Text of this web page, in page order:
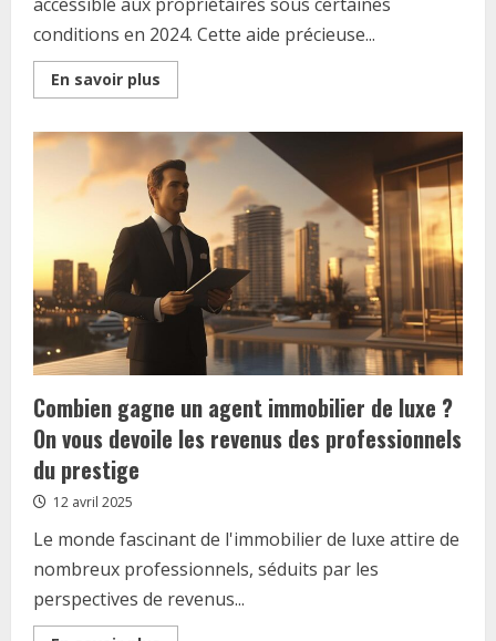
conditions en 2024. Cette aide précieuse...
En savoir plus
more
APL
pour
les
proprietaires
:
Guide
complet
des
aides
cumulables
en
2024
Combien gagne un agent immobilier de luxe ?
On vous devoile les revenus des professionnels
du prestige
12 avril 2025
Le monde fascinant de l'immobilier de luxe attire de
nombreux professionnels, séduits par les
perspectives de revenus...